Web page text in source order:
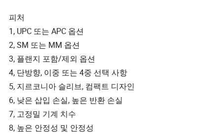
피처
1, UPC 또는 APC 옵션
2, SM 또는 MM 옵션
3, 플랜지 포함/제외 옵션
4, 단방향, 이중 또는 4중 선택 사항
5, 지르코니아 슬리브, 컴팩트 디자인
6, 낮은 삽입 손실, 높은 반환 손실
7, 고정밀 기계 치수
8, 높은 안정성 및 안정성